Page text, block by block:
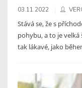
03.11.2022
Stává se, že s
pohybu, a to je
tak lákavé, jako